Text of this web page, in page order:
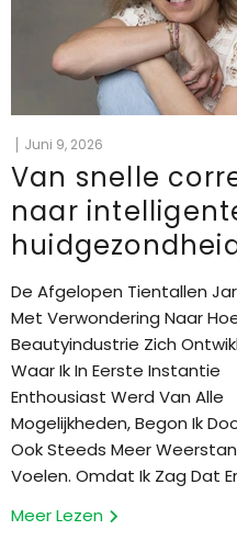
Juni 9, 2026
Van snelle
naar
De Afgelopen Tientallen
Met Verwondering Naar
Beautyindustrie Zich
Waar Ik In Eerste Instantie
Enthousiast Werd Van Alle
Mogelijkheden, Begon Ik
Ook Steeds Meer
Voelen. Omdat Ik Zag Dat
Meer Lezen